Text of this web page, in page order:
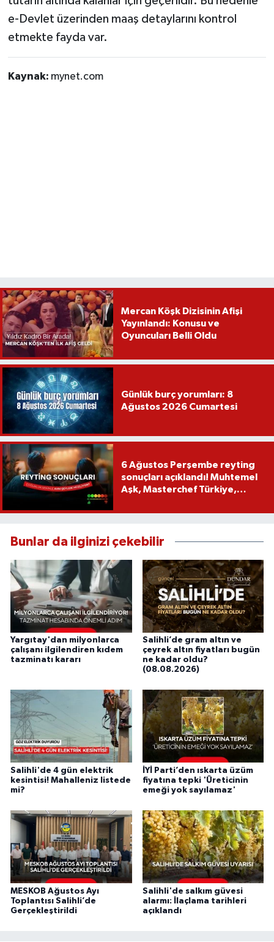
e-Devlet üzerinden maaş detaylarını kontrol
etmekte fayda var.
Kaynak: mynet.com
Mercan Köşk Dizisinin Afişi
Yayınlandı: Konusu ve
Oyuncuları Belli Oldu
Günlük burç yorumları: 8
Ağustos 2026 Cumartesi
6 Ağustos Perşembe reyting
sonuçları açıklandı! Muhtemel
Aşk, Masterchef Türkiye,
Bunlar da ilginizi çekebilir
Yargıtay'dan milyonlarca
çalışanı ilgilendiren kıdem
tazminatı kararı
Salihli’de gram altın ve
çeyrek altın fiyatları bugün
ne kadar oldu?
(08.08.2026)
Salihli'de 4 gün elektrik
kesintisi! Mahalleniz listede
mi?
İYİ Parti’den ıskarta üzüm
fiyatına tepki 'Üreticinin
emeği yok sayılamaz'
MESKOB Ağustos Ayı
Toplantısı Salihli’de
Gerçekleştirildi
Salihli'de salkım güvesi
alarmı: İlaçlama tarihleri
açıklandı